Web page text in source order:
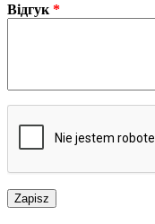
Відгук *